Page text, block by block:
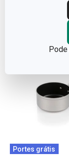
Pode
Portes grátis